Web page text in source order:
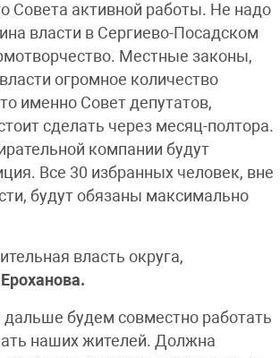
Совета активной работы. Не надо
власти в Сергиево-Посадском
Местные законы,
огромное количество
именно Совет депутатов,
сделать через месяц-полтора.
компании будут
Все 30 избранных человек, вне
будут обязаны максимально
власть округа,
будем совместно работать
наших жителей. Должна